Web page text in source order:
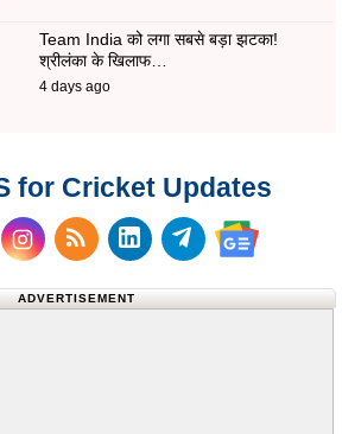
Team India को लगा सबसे बड़ा झटका!
श्रीलंका के खिलाफ…
4 days ago
for Cricket Updates
on Facebook
us on X (Twitter)
Subscribe to our RSS
Follow us on
Follow us on
Follow us
ADVERTISEMENT